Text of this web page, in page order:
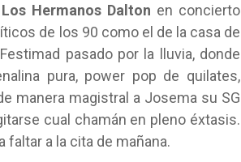
Los Hermanos Dalton en concierto
de los 90 como el de la casa de
pasado por la lluvia, donde
pura, power pop de quilates,
manera magistral a Josema su SG
cual chamán en pleno éxtasis.
faltar a la cita de mañana.